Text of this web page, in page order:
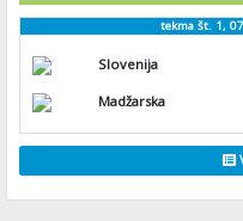
tekma št. 1,
Slovenija
Madžarska